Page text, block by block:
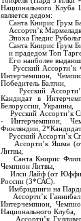
Национального
является дедом:
Санта Книрис Грум
Ассорти’к
Эпоха Гледис
Санта Книрис Грум
и прадедом Топ
Его наиболее
Русский Ассорти’к
Интерчемпион,
Победитель Балтии,
Русский Ассорти’к
Кандидат в
Белоруссии, Украины,
Русский Ассорти’к
- Интерчемпион,
Финляндии,
Русский Ассорти’к
Ассорти’к Яшма (от
Литвы,
Санта Книрис
Чемпион Литвы,
Илси Лайф (от Юффи
России (3*САС).
Имбридинги на Парда
Ассорти’к
Интерчемпион,
Национального Клуба,
Ассорти’к